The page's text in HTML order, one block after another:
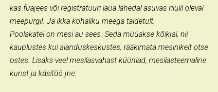
kas fuajees või registratuuri laua lähedal asuvas riiulil oleval
meepurgil. Ja ikka kohaliku meega täidetult.
Poolakatel on mesi au sees. Seda müüakse kõikjal, nii
kauplustes kui aianduskeskustes, rääkimata mesinikelt otse
ostes. Lisaks veel mesilasvahast küünlad, mesilasteemaline
kunst ja käsitöö jne.